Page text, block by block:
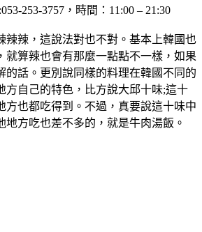
253-3757，時間：11:00 – 21:30
辣辣，這說法對也不對。基本上韓國也
就算辣也會有那麼一點點不一樣，如果
的話。更別說同樣的料理在韓國不同的
方自己的特色，比方說大邱十味;這十
方也都吃得到。不過，真要說這十味中
地方吃也差不多的，就是牛肉湯飯。